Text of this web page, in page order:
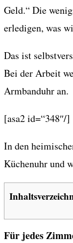
Geld.“ Die
erledigen, was
Das ist
Bei der Arbeit
Armbanduhr an.
[asa2 id=“348″/]
In den
Küchenuhr und
Für jedes